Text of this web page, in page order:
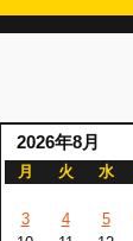
2026年8月
月 火 水
3
4 5